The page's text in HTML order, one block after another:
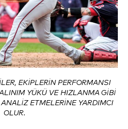
EKIPLERIN PERFORMANSI
YÜKÜ VE HIZLANMA GIBI
ETMELERINE YARDIMCI
OLUR.